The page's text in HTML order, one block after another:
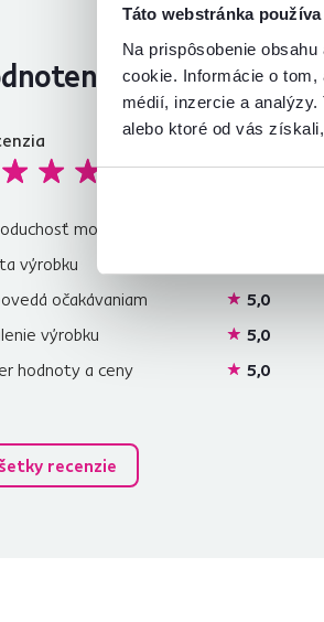
Táto webstránka
Na prispôsobenie
cookie. Informácie o
médií, inzercie a
alebo ktoré od vás
produktu
5,0
montáže
výrobku
očakávaniam
5,0
výrobku
5,0
hodnoty a ceny
5,0
recenzie